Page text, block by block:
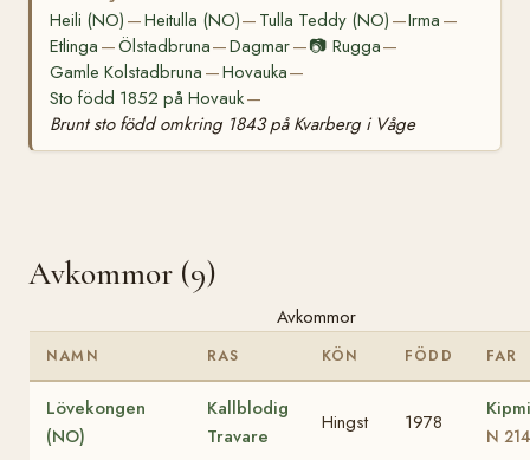
Heili (NO) —Heitulla (NO)— Tulla Teddy (NO) —Irma —
Etlinga —Ölstadbruna—Dagmar—📷 Rugga—
Gamle Kolstadbruna —Hovauka—
Sto född 1852 på Hovauk—
Brunt sto född omkring 1843 på Kvarberg i Våge
Avkommor (9)
Avkommor
NAMN RAS KÖN FÖDD FAR
Lövekongen
(NO)
Kallblodig
Travare
Hingst 1978
N